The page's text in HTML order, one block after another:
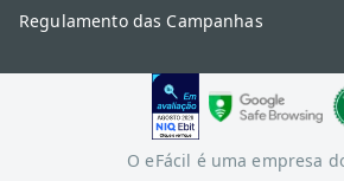
Regulamento das Campanhas
O eFácil é uma empresa